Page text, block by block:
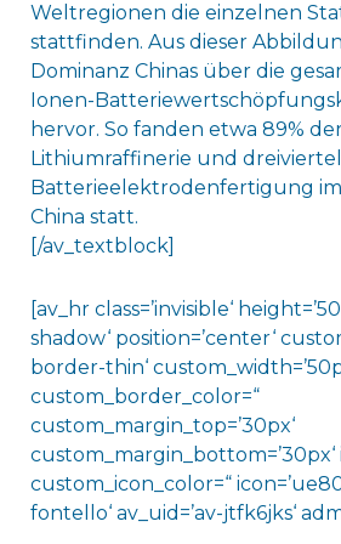
Weltregionen die einzelnen
stattfinden. Aus dieser
Dominanz Chinas über die
Ionen-
hervor. So fanden etwa 89%
Lithiumraffinerie und
Batterieelektrodenfertigung im
China statt.
[/av_textblock]
[av_hr class=’invisible‘
shadow‘ position=’center‘
border-thin‘
custom_border_color=“
custom_margin_top=’30px‘
custom_margin_bottom=’30px‘
custom_icon_color=“
fontello‘ av_uid=’av-jtfk6jks‘